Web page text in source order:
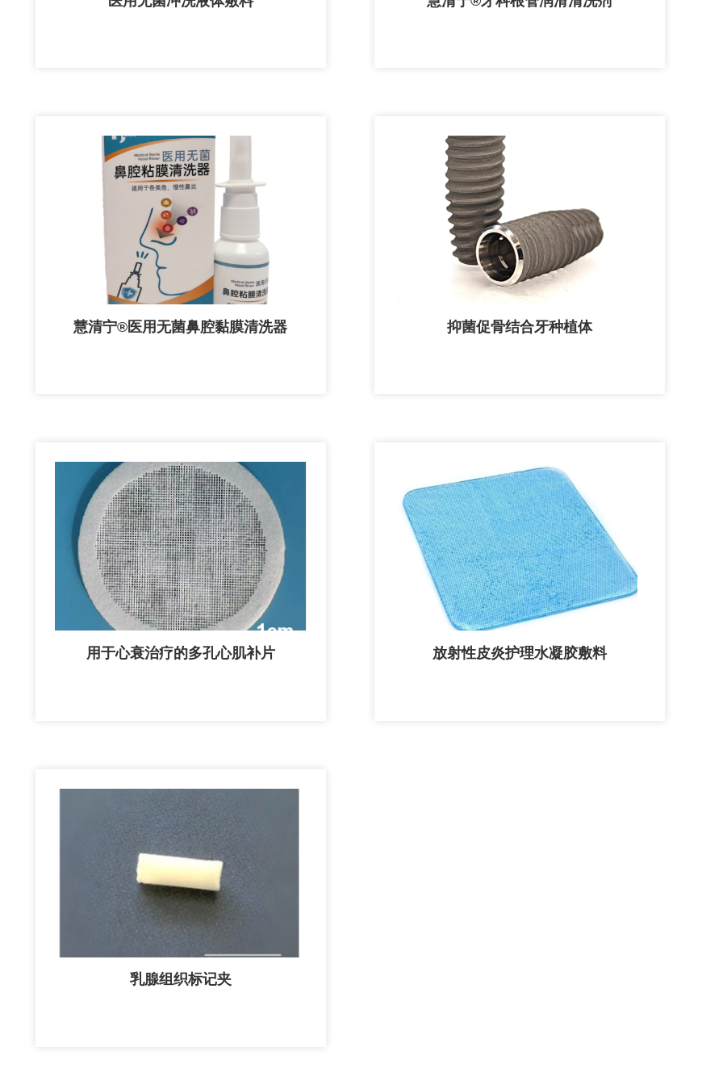
慧清宁®医用无菌鼻腔黏膜清洗器 抑菌促骨结合牙种植体
用于心衰治疗的多孔心肌补片 放射性皮炎护理水凝胶敷料
乳腺组织标记夹